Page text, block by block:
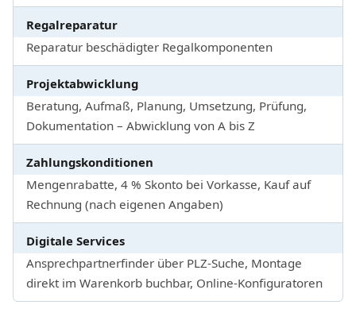
Regalreparatur
Reparatur beschädigter Regalkomponenten
Projektabwicklung
Beratung, Aufmaß, Planung, Umsetzung, Prüfung,
Dokumentation – Abwicklung von A bis Z
Zahlungskonditionen
Mengenrabatte, 4 % Skonto bei Vorkasse, Kauf auf
Rechnung (nach eigenen Angaben)
Digitale Services
Ansprechpartnerfinder über PLZ-Suche, Montage
direkt im Warenkorb buchbar, Online-Konfiguratoren